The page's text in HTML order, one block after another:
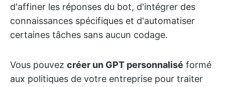
d'affiner les réponses du bot, d'intégrer des
connaissances spécifiques et d'automatiser
certaines tâches sans aucun codage.
Vous pouvez créer un GPT personnalisé formé
aux politiques de votre entreprise pour traiter